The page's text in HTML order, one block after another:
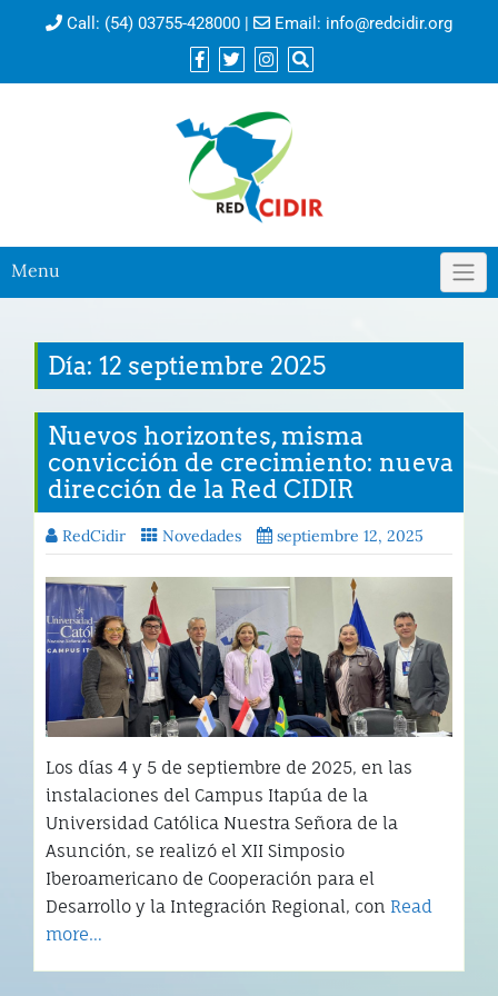
Call: (54) 03755-428000 | Email: info@redcidir.org
Menu
Día: 12 septiembre 2025
Nuevos horizontes, misma
convicción de crecimiento: nueva
dirección de la Red CIDIR
RedCidir Novedades septiembre 12, 2025
Los días 4 y 5 de septiembre de 2025, en las
instalaciones del Campus Itapúa de la
Universidad Católica Nuestra Señora de la
Asunción, se realizó el XII Simposio
Iberoamericano de Cooperación para el
Desarrollo y la Integración Regional, con Read
more…